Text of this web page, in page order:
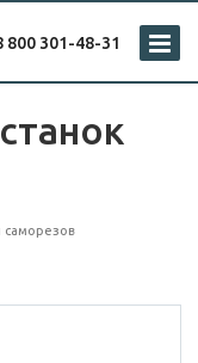
800 301-48-31
саморезов